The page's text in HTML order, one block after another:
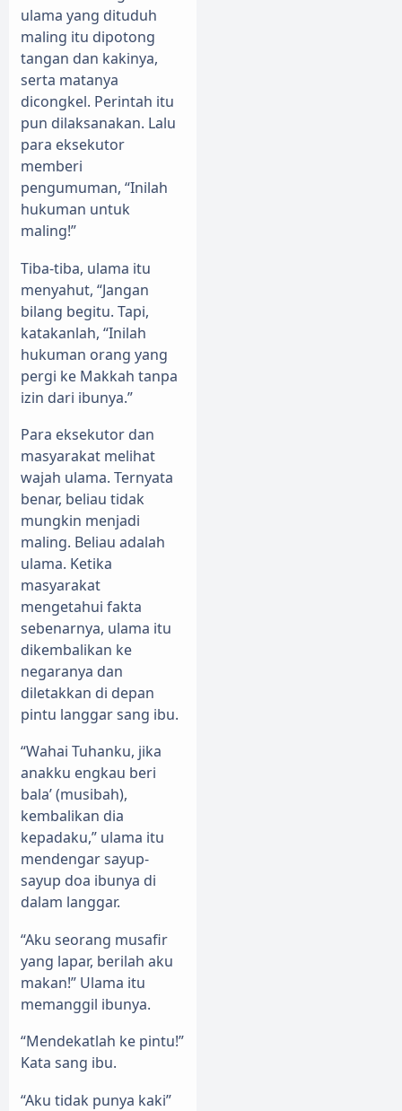
ulama yang dituduh
maling itu dipotong
tangan dan kakinya,
serta matanya
dicongkel. Perintah itu
pun dilaksanakan. Lalu
para eksekutor
memberi
pengumuman, “Inilah
hukuman untuk
maling!”
Tiba-tiba, ulama itu
menyahut, “Jangan
bilang begitu. Tapi,
katakanlah, “Inilah
hukuman orang yang
pergi ke Makkah tanpa
izin dari ibunya.”
Para eksekutor dan
masyarakat melihat
wajah ulama. Ternyata
benar, beliau tidak
mungkin menjadi
maling. Beliau adalah
ulama. Ketika
masyarakat
mengetahui fakta
sebenarnya, ulama itu
dikembalikan ke
negaranya dan
diletakkan di depan
pintu langgar sang ibu.
“Wahai Tuhanku, jika
anakku engkau beri
bala’ (musibah),
kembalikan dia
kepadaku,” ulama itu
mendengar sayup-
sayup doa ibunya di
dalam langgar.
“Aku seorang musafir
yang lapar, berilah aku
makan!” Ulama itu
memanggil ibunya.
“Mendekatlah ke pintu!”
Kata sang ibu.
“Aku tidak punya kaki”